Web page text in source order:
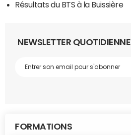
Résultats du BTS à la Buissière
NEWSLETTER QUOTIDIENNE
FORMATIONS